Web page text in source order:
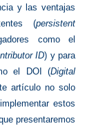
y las ventajas
(persistent
como el
ID) y para
el DOI (Digital
artículo no solo
estos
presentaremos